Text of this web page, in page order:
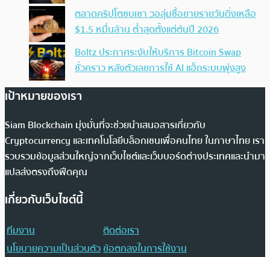
ตลาดคริปโตซบเซา วอลุ่มซื้อขายรายวันดิ่งเหลือ
$1.5 หมื่นล้าน ต่ำสุดตั้งแต่ต้นปี 2026
Boltz ประกาศระงับให้บริการ Bitcoin Swap
ชั่วคราว หลังตัวเลขการใช้ AI แฮ็กระบบพุ่งสูง
เป้าหมายของเรา
Siam Blockchain มุ่งมั่นที่จะช่วยนำเสนอสารเกี่ยวกับ
Cryptocurrency และเทคโนโลยีบล็อกเชนเพื่อคนไทย ในภาษาไทย เรา
รวบรวมข้อมูลส่วนใหญ่จากเว็บไซต์และเว็บบอร์ดต่างประเทศและนำมา
แปลส่งตรงถึงฟีดคุณ
เกี่ยวกับเว็บไซต์นี้
ทีมงาน
ติดต่อเรา
นโยบายความเป็นส่วนตัวข้อตกลงในการใช้งาน